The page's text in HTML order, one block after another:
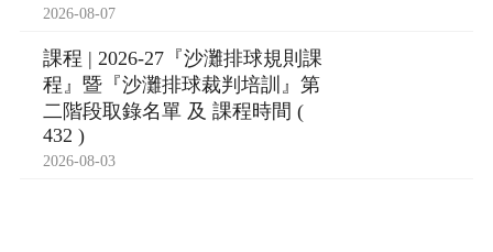
2026-08-07
課程 | 2026-27『沙灘排球規則課
程』暨『沙灘排球裁判培訓』第
二階段取錄名單 及 課程時間 (
432 )
2026-08-03